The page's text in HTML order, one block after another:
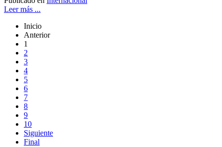
Leer más ...
Inicio
Anterior
1
2
3
4
5
6
7
8
9
10
Siguiente
Final